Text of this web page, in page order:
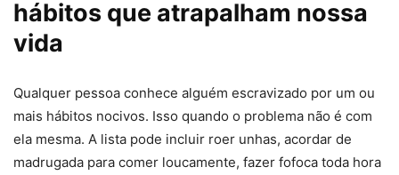
hábitos que atrapalham nossa
vida
Qualquer pessoa conhece alguém escravizado por um ou
mais hábitos nocivos. Isso quando o problema não é com
ela mesma. A lista pode incluir roer unhas, acordar de
madrugada para comer loucamente, fazer fofoca toda hora